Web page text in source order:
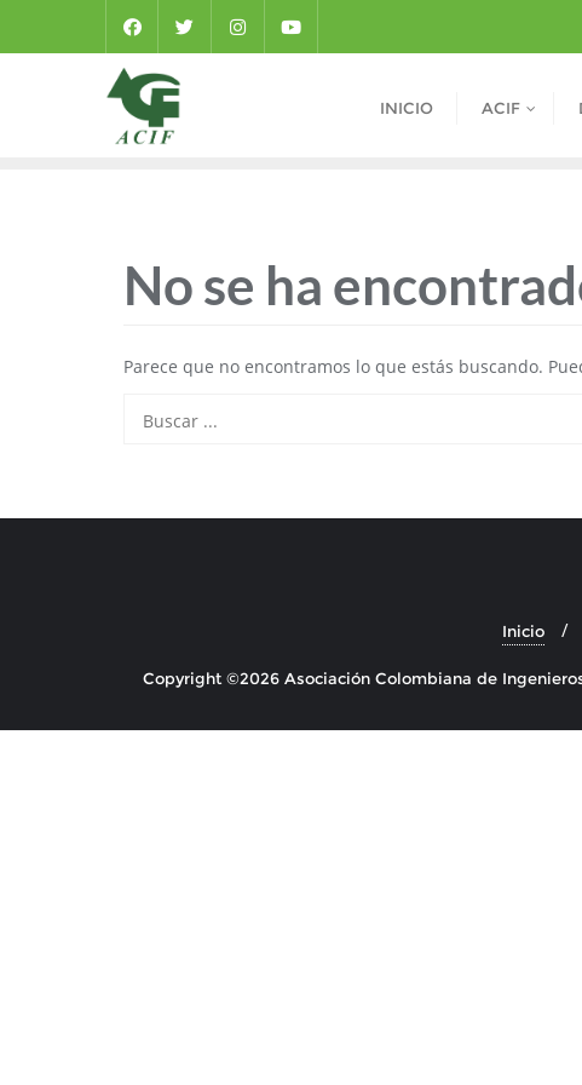
INICIO ACIF
No se ha
Parece que no encontramos lo que estás buscando.
Inicio
Copyright ©2026 Asociación Colombiana de